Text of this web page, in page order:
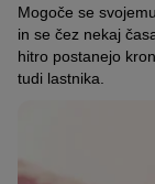
Mogoče se svojemu
in se čez nekaj
hitro postanejo
tudi lastnika.